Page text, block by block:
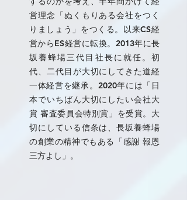
営理念「ぬくもりある会社をつく
りましょう」をつくる。以来CS経
営からES経営に転換。2013年に長
坂養蜂場三代目社長に就任。初
代、二代目が大切にしてきた道経
一体経営を継承。2020年には「日
本でいちばん大切にしたい会社大
賞 審査委員会特別賞」を受賞。大
切にしている信条は、長坂養蜂場
の創業の精神でもある「感謝 報恩
三方よし」。